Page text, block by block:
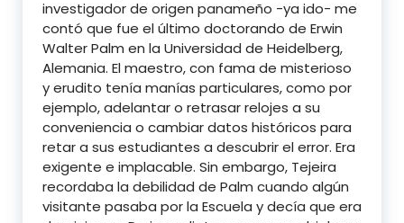
investigador de origen panameño -ya ido- me
contó que fue el último doctorando de Erwin
Walter Palm en la Universidad de Heidelberg,
Alemania. El maestro, con fama de misterioso
y erudito tenía manías particulares, como por
ejemplo, adelantar o retrasar relojes a su
conveniencia o cambiar datos históricos para
retar a sus estudiantes a descubrir el error. Era
exigente e implacable. Sin embargo, Tejeira
recordaba la debilidad de Palm cuando algún
visitante pasaba por la Escuela y decía que era